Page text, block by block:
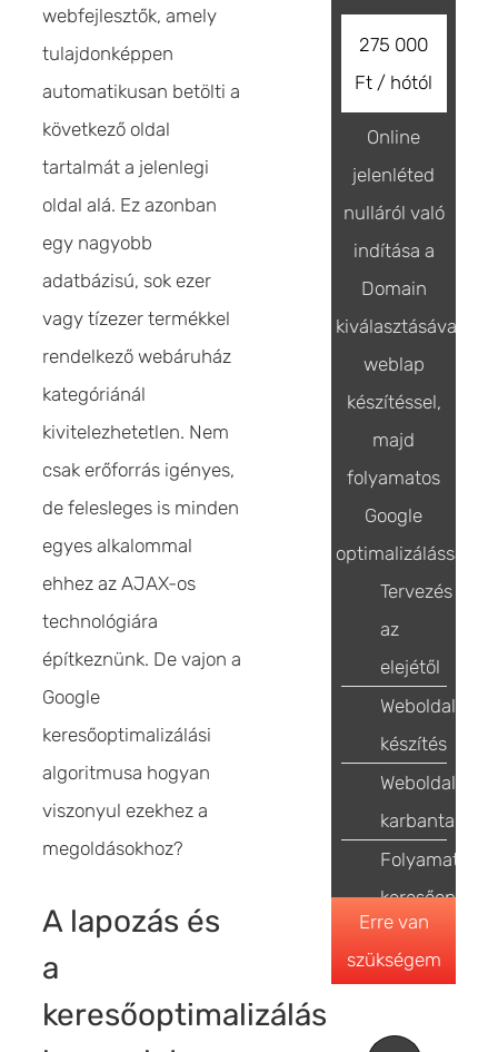
webfejlesztők, amely
tulajdonképpen
automatikusan betölti a
következő oldal
tartalmát a jelenlegi
oldal alá. Ez azonban
egy nagyobb
adatbázisú, sok ezer
vagy tízezer termékkel
rendelkező webáruház
kategóriánál
kivitelezhetetlen. Nem
csak erőforrás igényes,
de felesleges is minden
egyes alkalommal
ehhez az AJAX-os
technológiára
építkeznünk. De vajon a
Google
keresőoptimalizálási
algoritmusa hogyan
viszonyul ezekhez a
megoldásokhoz?
A lapozás és
a
keresőoptimalizálás
275 000
Ft / hótól
Online
jelenléted
nulláról való
indítása a
Domain
kiválasztásával,
weblap
készítéssel,
majd
folyamatos
Google
optimalizálással
Tervezés
az
elejétől
Weboldal
készítés
Weboldal
karbantartás
Folyamatos
Erre van
szükségem